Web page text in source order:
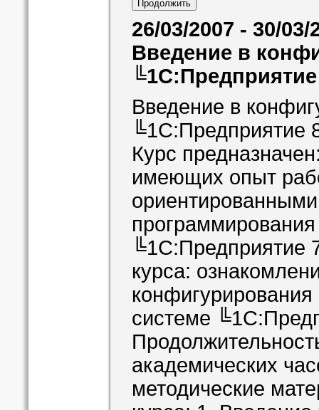
26/03/2007 - 30/03/
Введение в
Введение в
╚1С:Предприятие
Курс
имеющих опыт
╚1С:Предприятие
курса:
системе
академических
методические